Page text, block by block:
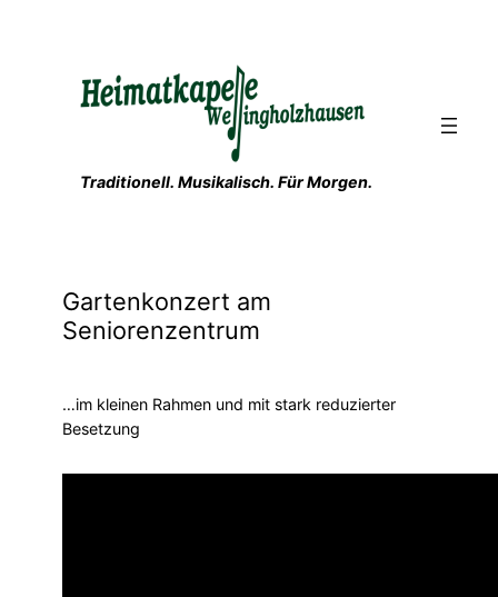
Traditionell. Musikalisch. Für Morgen.
Gartenkonzert am
Seniorenzentrum
…im kleinen Rahmen und mit stark reduzierter
Besetzung